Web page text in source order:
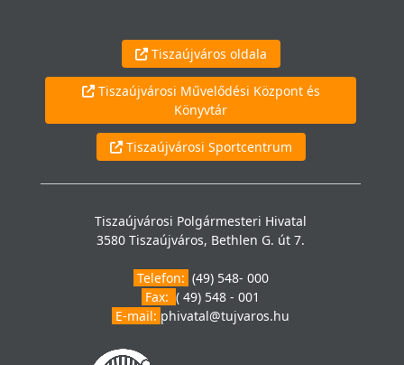
Tiszaújváros oldala
Tiszaújvárosi Művelődési Központ és
Könyvtár
Tiszaújvárosi Sportcentrum
Tiszaújvárosi Polgármesteri Hivatal
3580 Tiszaújváros, Bethlen G. út 7.
Telefon: (49) 548- 000
Fax: ( 49) 548 - 001
E-mail: phivatal@tujvaros.hu